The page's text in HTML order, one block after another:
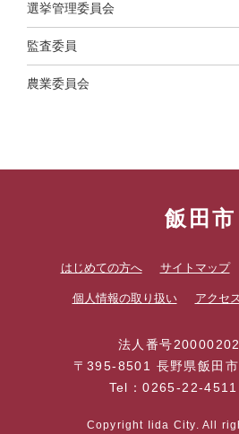
選挙管理委員会
監査委員
農業委員会
飯田市
はじめての方へ サイトマップ
個人情報の取り扱い アクセ
法人番号
〒395-8501 長野県飯田
Tel：0265-22-4511
Copyright Iida City. All